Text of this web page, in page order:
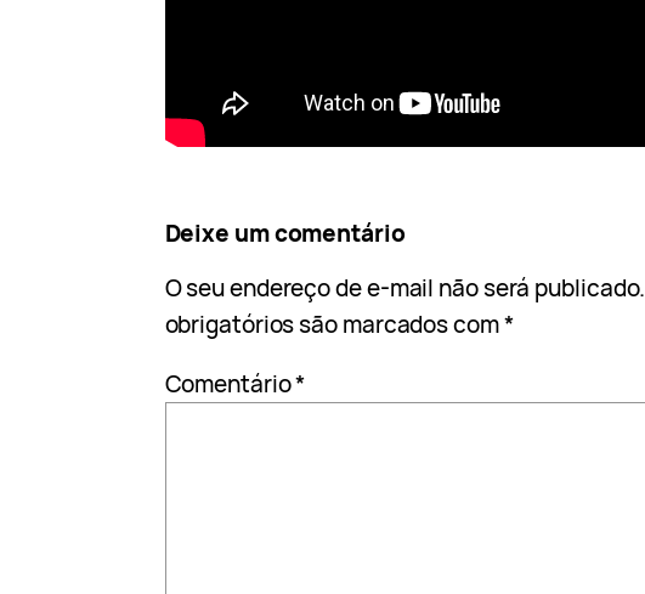
Deixe um comentário
O seu endereço de e-mail não será publicado.
obrigatórios são marcados com*
Comentário*